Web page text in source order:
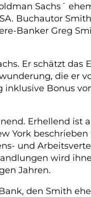
Sachs´
Buchautor
Banker Greg
Er schätzt das
die er
Bonus
Erhellend ist
York
und
wird
Jahren.
den Smith